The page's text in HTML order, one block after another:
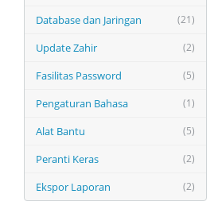
(21)
Database dan Jaringan
(2)
Update Zahir
(5)
Fasilitas Password
(1)
Pengaturan Bahasa
(5)
Alat Bantu
(2)
Peranti Keras
(2)
Ekspor Laporan